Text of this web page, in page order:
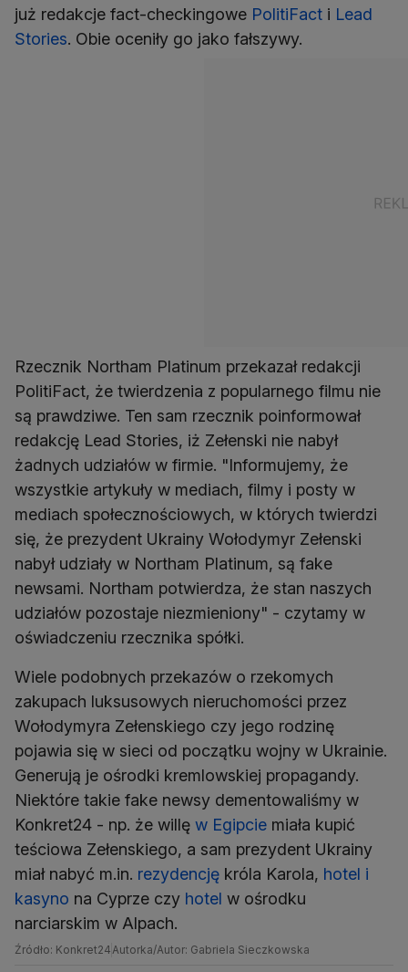
już redakcje fact-checkingowe PolitiFact i Lead
Stories. Obie oceniły go jako fałszywy.
Rzecznik Northam Platinum przekazał redakcji
PolitiFact, że twierdzenia z popularnego filmu nie
są prawdziwe. Ten sam rzecznik poinformował
redakcję Lead Stories, iż Zełenski nie nabył
żadnych udziałów w firmie. "Informujemy, że
wszystkie artykuły w mediach, filmy i posty w
mediach społecznościowych, w których twierdzi
się, że prezydent Ukrainy Wołodymyr Zełenski
nabył udziały w Northam Platinum, są fake
newsami. Northam potwierdza, że stan naszych
udziałów pozostaje niezmieniony" - czytamy w
oświadczeniu rzecznika spółki.
Wiele podobnych przekazów o rzekomych
zakupach luksusowych nieruchomości przez
Wołodymyra Zełenskiego czy jego rodzinę
pojawia się w sieci od początku wojny w Ukrainie.
Generują je ośrodki kremlowskiej propagandy.
Niektóre takie fake newsy dementowaliśmy w
Konkret24 - np. że willę w Egipcie miała kupić
teściowa Zełenskiego, a sam prezydent Ukrainy
miał nabyć m.in. rezydencję króla Karola, hotel i
kasyno na Cyprze czy hotel w ośrodku
narciarskim w Alpach.
Źródło: Konkret24 Autorka/Autor: Gabriela Sieczkowska